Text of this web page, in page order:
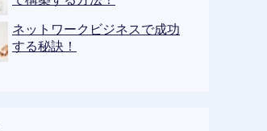
ネットワークビジネスで成功
する秘訣！